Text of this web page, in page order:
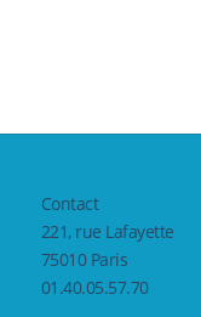
Contact
221, rue Lafayette
75010 Paris
01.40.05.57.70